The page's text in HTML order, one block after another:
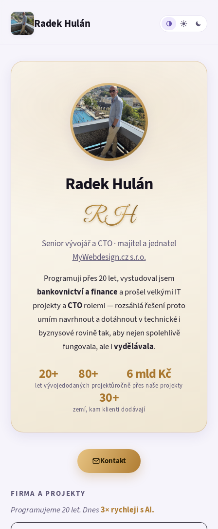
Radek Hulán
Radek Hulán
RH
Senior vývojář a CTO · majitel a jednatel
MyWebdesign.cz s.r.o.
Programuji přes 20 let, vystudoval jsem
bankovnictví a finance a prošel velkými IT
projekty aCTOrolemi — rozsáhlá řešení proto
umím navrhnout a dotáhnout v technické i
byznysové rovině tak, aby nejen spolehlivě
fungovala, ale ivydělávala.
20+
let vývoje
80+
dodaných projektů
6 mld Kč
ročně přes naše projekty
30+
zemí, kam klienti dodávají
Kontakt
FIRMA A PROJEKTY
Programujeme 20 let. Dnes3× rychleji s AI.